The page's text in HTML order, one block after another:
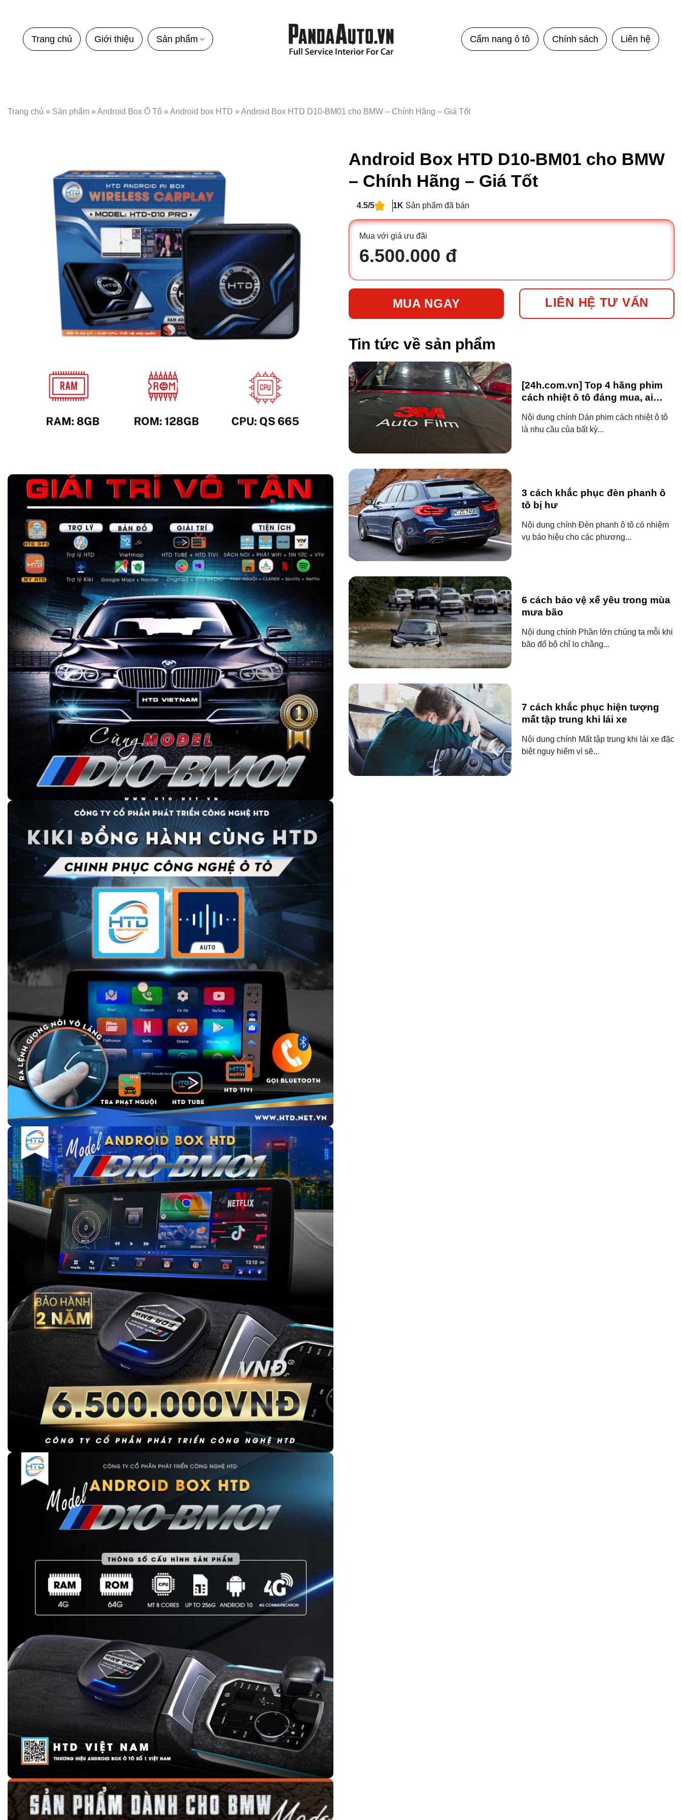
Trang chủ Giới thiệu Sản phẩm Cẩm nang ô tô Chính sách Liên hệ
Trang chủ » Sản phẩm »Android Box Ô Tô »Android box HTD »Android Box HTD D10-BM01 cho BMW – Chính Hãng – Giá Tốt
Android Box HTD D10-BM01 cho BMW
– Chính Hãng – Giá Tốt
4.5/5 1K Sản phẩm đã bán
Mua với giá ưu đãi
6.500.000 đ
MUA NGAY LIÊN HỆ TƯ VẤN
Tin tức về sản phẩm
[24h.com.vn] Top 4 hãng phim
cách nhiệt ô tô đáng mua, ai
Nội dung chính Dán phim cách nhiệt ô tô
là nhu cầu của bất kỳ...
3 cách khắc phục đèn phanh ô
tô bị hư
Nội dung chính Đèn phanh ô tô có nhiệm
vụ báo hiệu cho các phương...
6 cách bảo vệ xế yêu trong mùa
mưa bão
Nội dung chính Phần lớn chúng ta mỗi khi
bão đổ bộ chỉ lo chằng...
7 cách khắc phục hiện tượng
mất tập trung khi lái xe
Nội dung chính Mất tập trung khi lái xe đặc
biệt nguy hiểm vì sẽ...